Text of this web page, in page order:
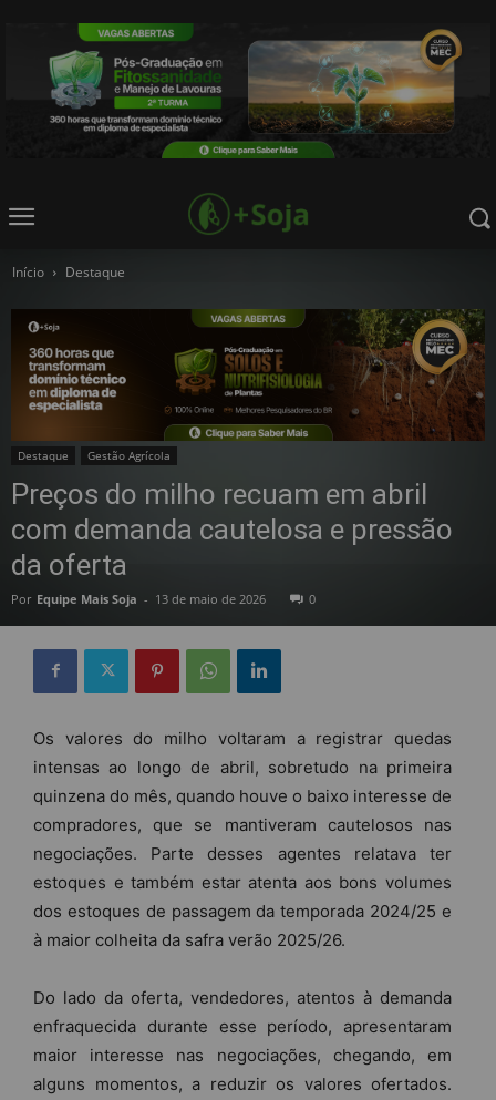
Início Destaque
Destaque Gestão Agrícola
Preços do milho recuam em abril
com demanda cautelosa e pressão
da oferta
Por Equipe Mais Soja - 13 de maio de 2026 0
Os valores do milho voltaram a registrar quedas
intensas ao longo de abril, sobretudo na primeira
quinzena do mês, quando houve o baixo interesse de
compradores, que se mantiveram cautelosos nas
negociações. Parte desses agentes relatava ter
estoques e também estar atenta aos bons volumes
dos estoques de passagem da temporada 2024/25 e
à maior colheita da safra verão 2025/26.
Do lado da oferta, vendedores, atentos à demanda
enfraquecida durante esse período, apresentaram
maior interesse nas negociações, chegando, em
alguns momentos, a reduzir os valores ofertados.